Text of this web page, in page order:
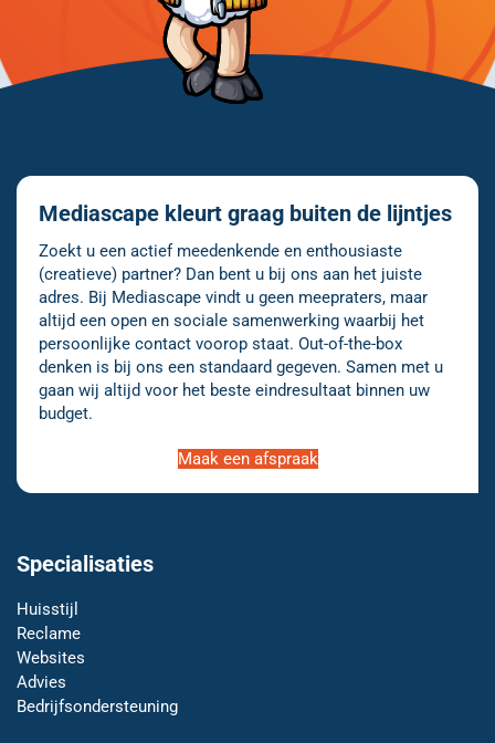
Mediascape kleurt graag buiten de lijntjes
Zoekt u een actief meedenkende en enthousiaste
(creatieve) partner? Dan bent u bij ons aan het juiste
adres. Bij Mediascape vindt u geen meepraters, maar
altijd een open en sociale samenwerking waarbij het
persoonlijke contact voorop staat. Out-of-the-box
denken is bij ons een standaard gegeven. Samen met u
gaan wij altijd voor het beste eindresultaat binnen uw
budget.
Maak een afspraak
Specialisaties
Huisstijl
Reclame
Websites
Advies
Bedrijfsondersteuning